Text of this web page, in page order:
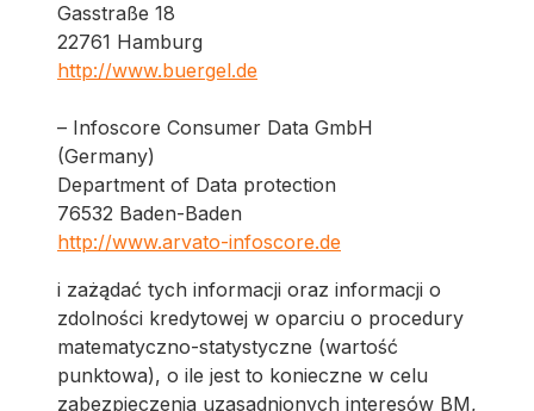
Gasstraße 18
22761 Hamburg
http://www.buergel.de
– Infoscore Consumer Data GmbH
(Germany)
Department of Data protection
76532 Baden-Baden
http://www.arvato-infoscore.de
i zażądać tych informacji oraz informacji o
zdolności kredytowej w oparciu o procedury
matematyczno-statystyczne (wartość
punktowa), o ile jest to konieczne w celu
zabezpieczenia uzasadnionych interesów BM,